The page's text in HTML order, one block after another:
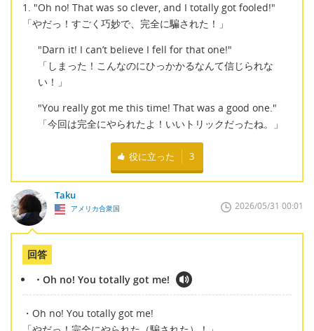
1. "Oh no! That was so clever, and I totally got fooled!"
「やだっ！すごく巧妙で、完全に騙された！」
"Darn it! I can’t believe I fell for that one!"
「しまった！こんなのにひっかかるなんて信じられな
い！」
"You really got me this time! That was a good one."
「今回は完全にやられたよ！いいトリックだったね。」
役に立った 3
Taku
アメリカ合衆国 2026/05/31 00:01
回答
・Oh no! You totally got me!
・Oh no! You totally got me!